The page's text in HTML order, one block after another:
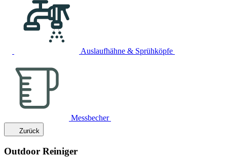
Auslaufhähne & Sprühköpfe
Messbecher
Zurück
Outdoor Reiniger